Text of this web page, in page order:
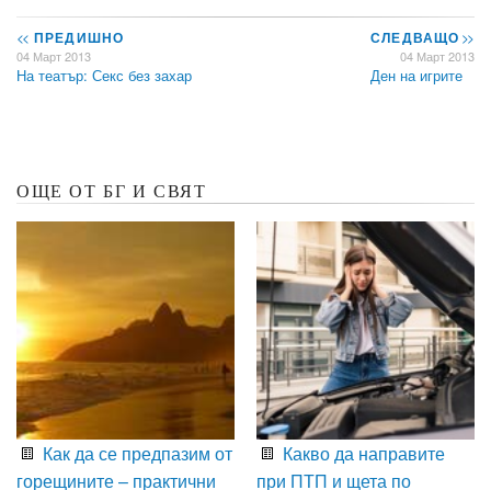
<< ПРЕДИШНО
04 Март 2013
На театър: Секс без захар
СЛЕДВАЩО>>
04 Март 2013
Ден на игрите
ОЩЕ ОТ БГ И СВЯТ
Как да се предпазим от
горещините – практични
Какво да направите
при ПТП и щета по